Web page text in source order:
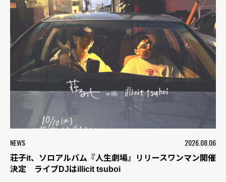
NEWS 2026.08.06
荘子it、ソロアルバム『人生劇場』リリースワンマン開催
決定 ライブDJはillicit tsuboi